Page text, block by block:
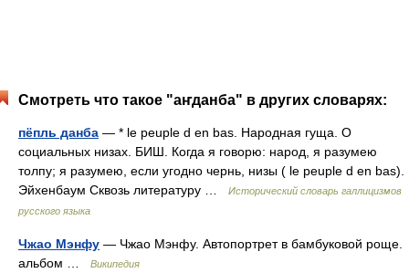
Смотреть что такое "аҥданба" в других словарях:
пёпль данба — * le peuple d en bas. Народная гуща. О
социальных низах. БИШ. Когда я говорю: народ, я разумею
толпу; я разумею, если угодно чернь, низы ( le peuple d en bas).
Эйхенбаум Сквозь литературу …
Исторический словарь галлицизмов
русского языка
Чжао Мэнфу — Чжао Мэнфу. Автопортрет в бамбуковой роще.
альбом …
Википедия